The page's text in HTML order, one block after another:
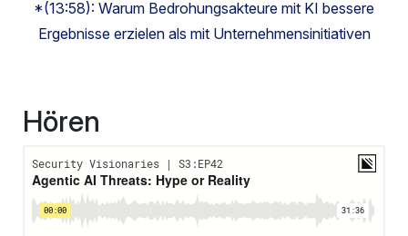
*(13:58): Warum Bedrohungsakteure mit KI bessere
Ergebnisse erzielen als mit Unternehmensinitiativen
Hören